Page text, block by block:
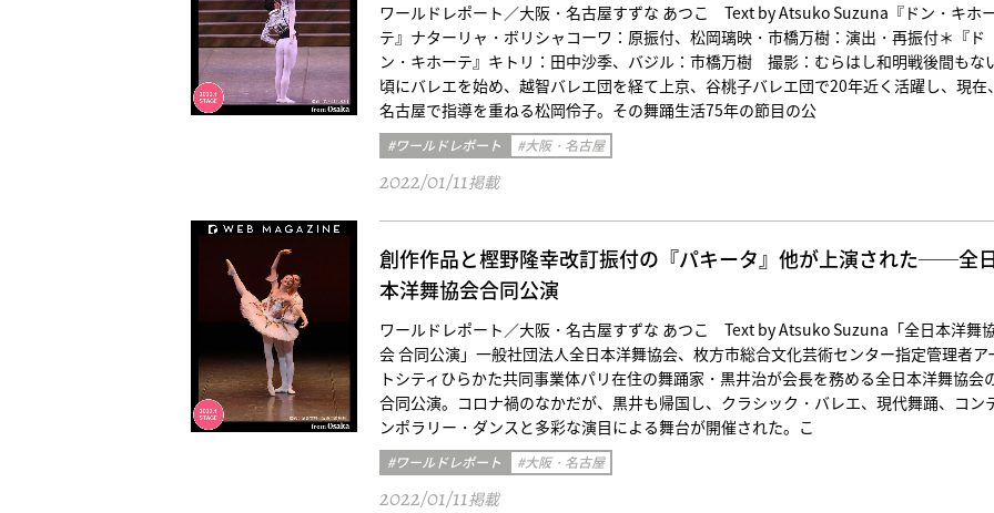
ワールドレポート／大阪・名古屋すずな あつこ Text by Atsuko Suzuna『ドン・キホ
テ』ナターリャ・ボリシャコーワ：原振付、松岡璃映・市橋万樹：演出・再振付＊『ド
ン・キホーテ』キトリ：田中沙季、バジル：市橋万樹 撮影：むらはし和明戦後間もな
頃にバレエを始め、越智バレエ団を経て上京、谷桃子バレエ団で20年近く活躍し、現在、
名古屋で指導を重ねる松岡伶子。その舞踊生活75年の節目の公
#ワールドレポート #大阪・名古屋
2022/01/11掲載
創作作品と樫野隆幸改訂振付の『パキータ』他が上演された──全日
本洋舞協会合同公演
ワールドレポート／大阪・名古屋すずな あつこ Text by Atsuko Suzuna「全日本洋舞
会 合同公演」一般社団法人全日本洋舞協会、枚方市総合文化芸術センター指定管理者ア
トシティひらかた共同事業体パリ在住の舞踊家・黒井治が会長を務める全日本洋舞協会
合同公演。コロナ禍のなかだが、黒井も帰国し、クラシック・バレエ、現代舞踊、コン
ンポラリー・ダンスと多彩な演目による舞台が開催された。こ
#ワールドレポート #大阪・名古屋
2022/01/11掲載